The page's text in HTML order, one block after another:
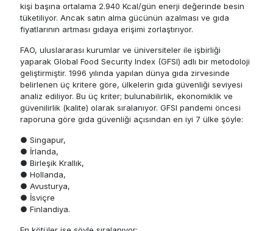
kişi başına ortalama 2.940 Kcal/gün enerji değerinde besin
tüketiliyor. Ancak satın alma gücünün azalması ve gıda
fiyatlarının artması gıdaya erişimi zorlaştırıyor.
FAO, uluslararası kurumlar ve üniversiteler ile işbirliği
yaparak Global Food Security Index (GFSI) adlı bir metodoloji
geliştirmiştir. 1996 yılında yapılan dünya gıda zirvesinde
belirlenen üç kritere göre, ülkelerin gıda güvenliği seviyesi
analiz ediliyor. Bu üç kriter; bulunabilirlik, ekonomiklik ve
güvenilirlik (kalite) olarak sıralanıyor. GFSI pandemi öncesi
raporuna göre gıda güvenliği açısından en iyi 7 ülke şöyle:
● Singapur,
● İrlanda,
● Birleşik Krallık,
● Hollanda,
● Avusturya,
● İsviçre
● Finlandiya.